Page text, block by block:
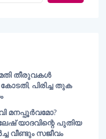
തീരുവകൾ
പിരിച്ച തുക
മനപ്പൂർവമോ?
യാദവിന്റെ പുതിയ
വീണ്ടും സജീവം